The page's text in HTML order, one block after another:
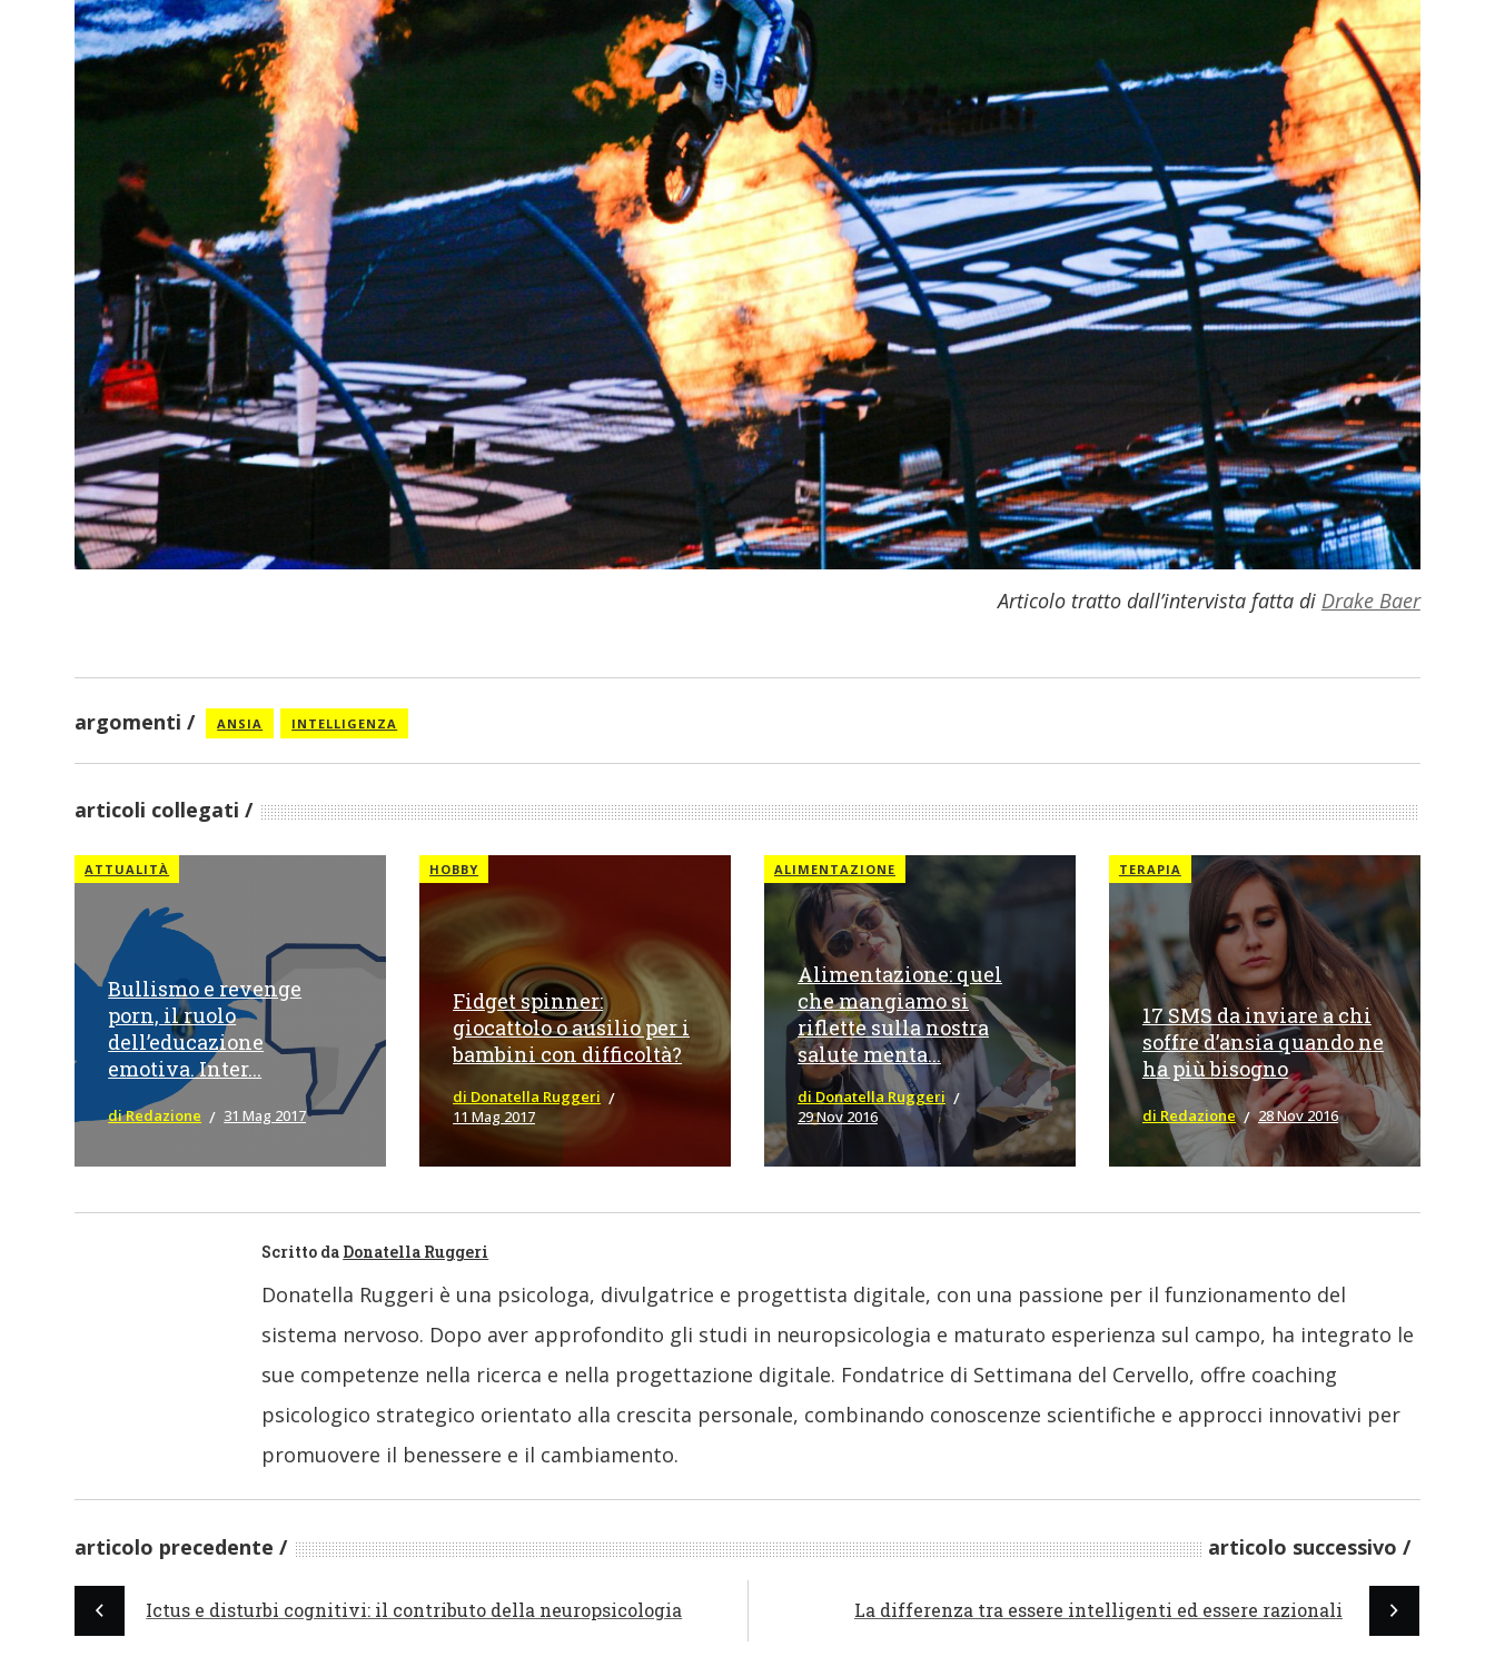
Articolo tratto dall’intervista fatta di Drake Baer
argomenti ANSIA INTELLIGENZA
articoli collegati
ATTUALITÀ
Bullismo e revenge
porn, il ruolo
dell’educazione
emotiva. Inter...
di Redazione 31 Mag 2017
HOBBY
Fidget spinner:
giocattolo o ausilio per i
bambini con difficoltà?
di Donatella Ruggeri
11 Mag 2017
ALIMENTAZIONE
Alimentazione: quel
che mangiamo si
riflette sulla nostra
salute menta...
di Donatella Ruggeri
29 Nov 2016
TERAPIA
17 SMS da inviare a chi
soffre d’ansia quando ne
ha più bisogno
di Redazione 28 Nov 2016
Scritto da Donatella Ruggeri
Donatella Ruggeri è una psicologa, divulgatrice e progettista digitale, con una passione per il funzionamento del
sistema nervoso. Dopo aver approfondito gli studi in neuropsicologia e maturato esperienza sul campo, ha integrato le
sue competenze nella ricerca e nella progettazione digitale. Fondatrice di Settimana del Cervello, offre coaching
psicologico strategico orientato alla crescita personale, combinando conoscenze scientifiche e approcci innovativi per
promuovere il benessere e il cambiamento.
articolo precedente articolo successivo
Ictus e disturbi cognitivi: il contributo della neuropsicologia La differenza tra essere intelligenti ed essere razionali